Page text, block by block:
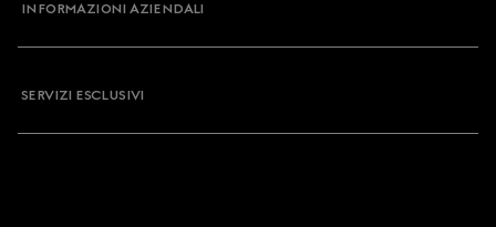
INFORMAZIONI AZIENDALI
SERVIZI ESCLUSIVI